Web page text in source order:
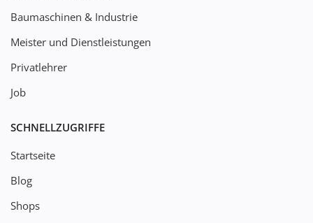
Baumaschinen & Industrie
Meister und Dienstleistungen
Privatlehrer
Job
SCHNELLZUGRIFFE
Startseite
Blog
Shops